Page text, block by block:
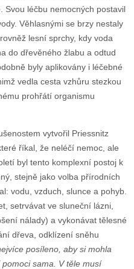
Svou léčbu nemocných postavil
Věhlasnými se brzy nestaly
lesní sprchy, kdy voda
do dřevěného žlabu a odtud
byly aplikovány i léčebné
vedla cesta vzhůru stezkou
prohřátí organismu
vytvořil Priessnitz
říkal, že neléčí nemoc, ale
byl tento komplexní postoj k
stejně jako volba přírodních
vodu, vzduch, slunce a pohyb.
setrvávat ve sluneční lázni,
nálady) a vykonávat tělesné
dřeva, odklízení sněhu
posíleno, aby si mohla
sama. V těle musí